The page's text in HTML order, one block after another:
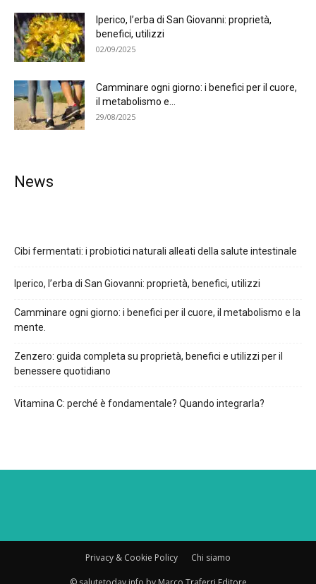
Iperico, l’erba di San Giovanni: proprietà,
benefici, utilizzi
02/09/2025
Camminare ogni giorno: i benefici per il cuore,
il metabolismo e...
29/08/2025
News
Cibi fermentati: i probiotici naturali alleati della salute intestinale
Iperico, l’erba di San Giovanni: proprietà, benefici, utilizzi
Camminare ogni giorno: i benefici per il cuore, il metabolismo e la
mente.
Zenzero: guida completa su proprietà, benefici e utilizzi per il
benessere quotidiano
Vitamina C: perché è fondamentale? Quando integrarla?
Privacy & Cookie Policy Chi siamo